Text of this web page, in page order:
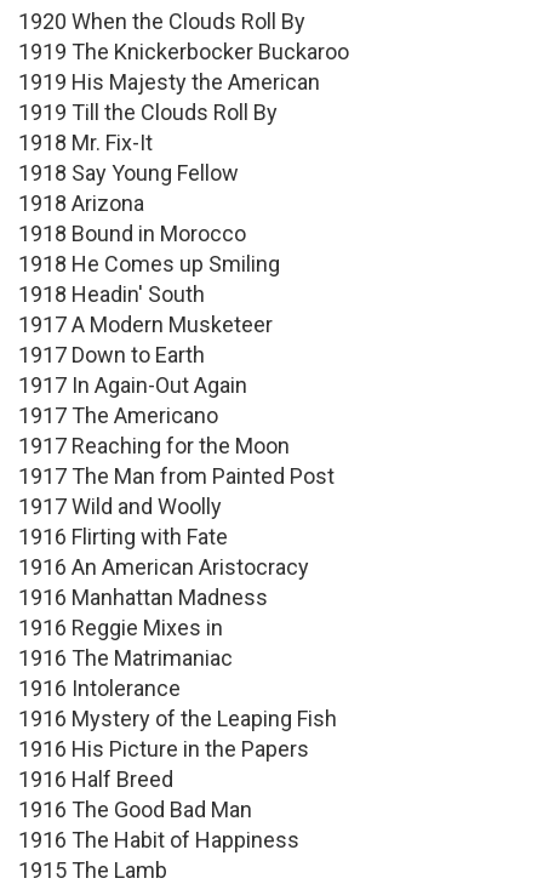
1920 When the Clouds Roll By
1919 The Knickerbocker Buckaroo
1919 His Majesty the American
1919 Till the Clouds Roll By
1918 Mr. Fix-It
1918 Say Young Fellow
1918 Arizona
1918 Bound in Morocco
1918 He Comes up Smiling
1918 Headin' South
1917 A Modern Musketeer
1917 Down to Earth
1917 In Again-Out Again
1917 The Americano
1917 Reaching for the Moon
1917 The Man from Painted Post
1917 Wild and Woolly
1916 Flirting with Fate
1916 An American Aristocracy
1916 Manhattan Madness
1916 Reggie Mixes in
1916 The Matrimaniac
1916 Intolerance
1916 Mystery of the Leaping Fish
1916 His Picture in the Papers
1916 Half Breed
1916 The Good Bad Man
1916 The Habit of Happiness
1915 The Lamb